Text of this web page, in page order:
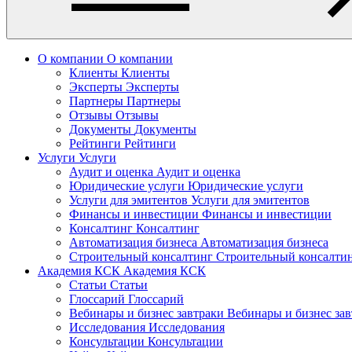
О компании О компании
Клиенты Клиенты
Эксперты Эксперты
Партнеры Партнеры
Отзывы Отзывы
Документы Документы
Рейтинги Рейтинги
Услуги Услуги
Аудит и оценка Аудит и оценка
Юридические услуги Юридические услуги
Услуги для эмитентов Услуги для эмитентов
Финансы и инвестиции Финансы и инвестиции
Консалтинг Консалтинг
Автоматизация бизнеса Автоматизация бизнеса
Строительный консалтинг Строительный
Академия КСК Академия КСК
Статьи Статьи
Глоссарий Глоссарий
Вебинары и бизнес завтраки Вебинары и бизнес
Исследования Исследования
Консультации Консультации